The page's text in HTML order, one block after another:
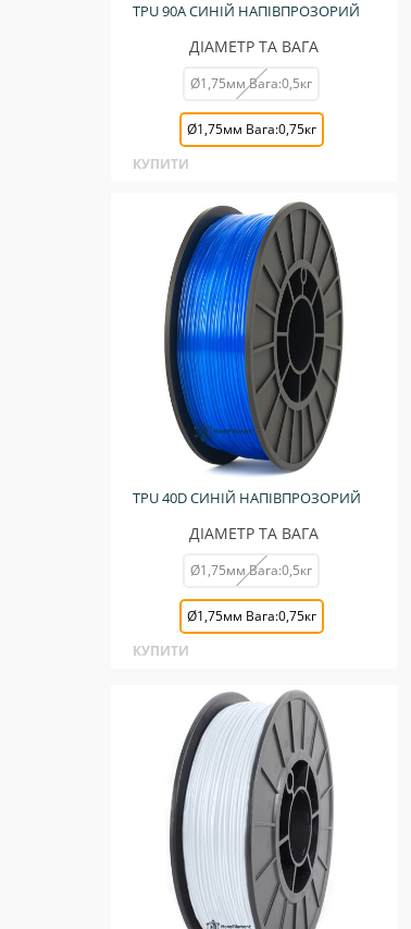
TPU 90A СИНІЙ НАПІВПРОЗОРИЙ
ДІАМЕТР ТА ВАГА
Ø1,75мм Вага:0,5кг
Ø1,75мм Вага:0,75кг
КУПИТИ
TPU 40D СИНІЙ НАПІВПРОЗОРИЙ
ДІАМЕТР ТА ВАГА
Ø1,75мм Вага:0,5кг
Ø1,75мм Вага:0,75кг
КУПИТИ